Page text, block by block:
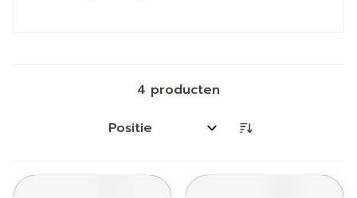
4 producten
Sorteer op: